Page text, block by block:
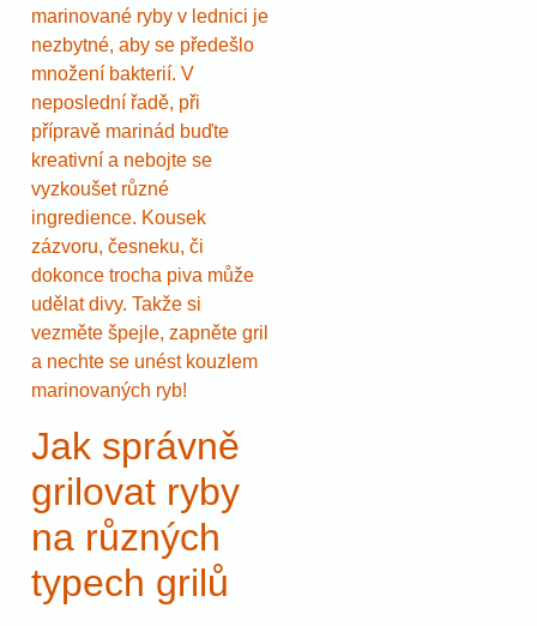
marinované ryby v lednici je
nezbytné, aby se předešlo
množení bakterií. V
neposlední řadě, při
přípravě marinád buďte
kreativní a nebojte se
vyzkoušet různé
ingredience. Kousek
zázvoru, česneku, či
dokonce trocha piva může
udělat divy. Takže si
vezměte špejle, zapněte gril
a nechte se unést kouzlem
marinovaných ryb!
Jak správně
grilovat ryby
na různých
typech grilů